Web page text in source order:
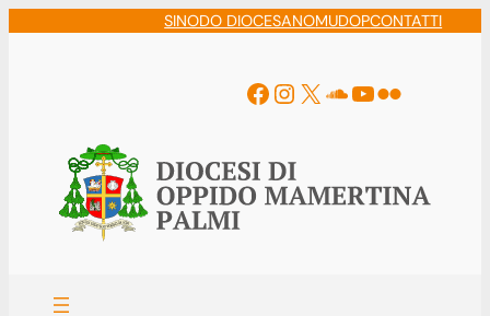
SINODO DIOCESANOMUDOPCONTATTI
Facebook
Instagram
X Soundcloud
YouTube
Flickr